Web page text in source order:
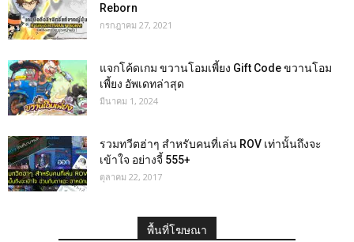
Reborn
กรกฎาคม 27, 2021
แจกโค้ดเกม ขวานโอมเพี้ยง Gift Code ขวานโอม
เพี้ยง อัพเดทล่าสุด
มีนาคม 1, 2024
รวมทวีตฮ่าๆ สำหรับคนที่เล่น ROV เท่านั้นถึงจะ
เข้าใจ อย่างจี้ 555+
ตุลาคม 22, 2017
พื้นที่โฆษณา